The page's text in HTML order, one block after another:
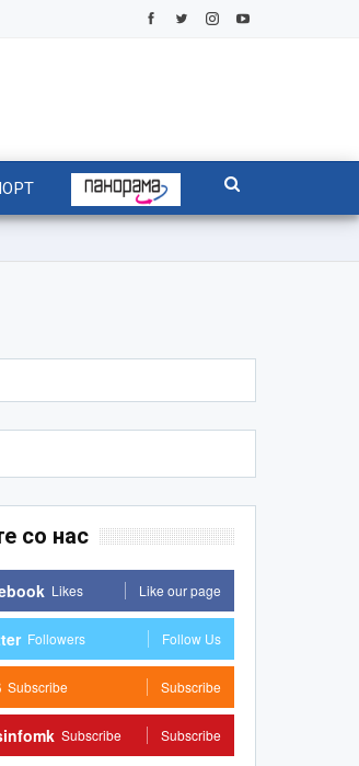
со нас
Likes Like our page
Followers Follow Us
Subscribe Subscribe
Subscribe Subscribe